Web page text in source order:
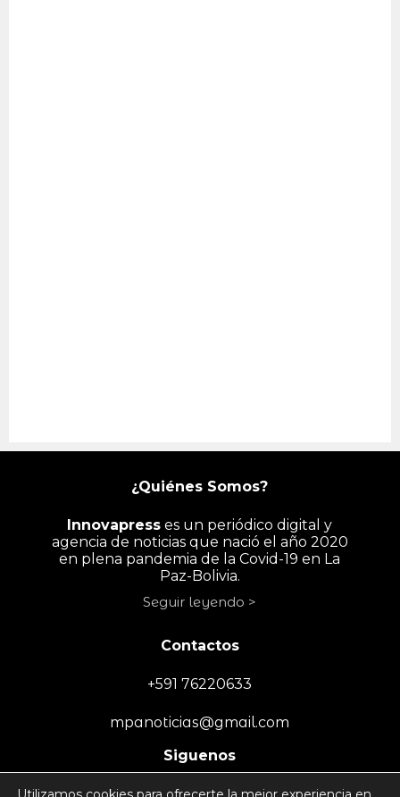
¿Quiénes Somos?
Innovapress es un periódico digital y
agencia de noticias que nació el año 2020
en plena pandemia de la Covid-19 en La
Paz-Bolivia.
Seguir leyendo >
Contactos
+591 76220633
mpanoticias@gmail.com
Siguenos